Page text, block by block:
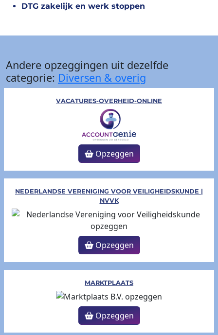
DTG zakelijk en werk stoppen
Andere opzeggingen uit dezelfde
categorie: Diversen & overig
VACATURES-OVERHEID-ONLINE
Opzeggen
NEDERLANDSE VERENIGING VOOR VEILIGHEIDSKUNDE |
NVVK
Opzeggen
MARKTPLAATS
Opzeggen